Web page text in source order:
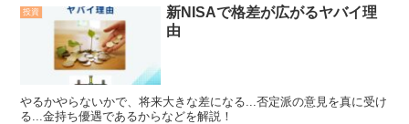
投資
新NISAで格差が広がるヤバイ理
由
やるかやらないかで、将来大きな差になる...否定派の意見を真に受け
る...金持ち優遇であるからなどを解説！